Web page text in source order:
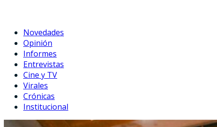
Novedades
Opinión
Informes
Entrevistas
Cine y TV
Virales
Crónicas
Institucional